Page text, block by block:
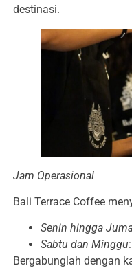
destinasi.
Jam Operasional
Bali Terrace Coffee
Senin hingga
Sabtu dan Minggu
Bergabunglah dengan